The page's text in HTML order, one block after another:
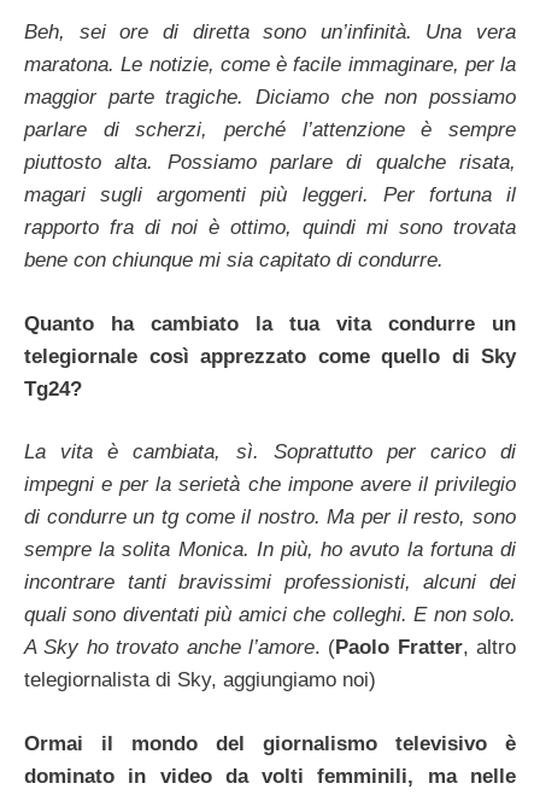
Beh, sei ore di diretta sono un’infinità. Una vera
maratona. Le notizie, come è facile immaginare, per la
maggior parte tragiche. Diciamo che non possiamo
parlare di scherzi, perché l’attenzione è sempre
piuttosto alta. Possiamo parlare di qualche risata,
magari sugli argomenti più leggeri. Per fortuna il
rapporto fra di noi è ottimo, quindi mi sono trovata
bene con chiunque mi sia capitato di condurre.
Quanto ha cambiato la tua vita condurre un
telegiornale così apprezzato come quello di Sky
Tg24?
La vita è cambiata, sì. Soprattutto per carico di
impegni e per la serietà che impone avere il privilegio
di condurre un tg come il nostro. Ma per il resto, sono
sempre la solita Monica. In più, ho avuto la fortuna di
incontrare tanti bravissimi professionisti, alcuni dei
quali sono diventati più amici che colleghi. E non solo.
A Sky ho trovato anche l’amore. (Paolo Fratter, altro
telegiornalista di Sky, aggiungiamo noi)
Ormai il mondo del giornalismo televisivo è
dominato in video da volti femminili, ma nelle